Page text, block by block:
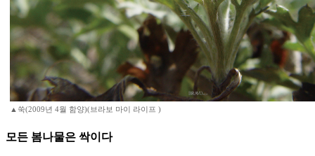
▲쑥(2009년 4월 함양)(브라보 마이 라이프 )
모든 봄나물은 싹이다